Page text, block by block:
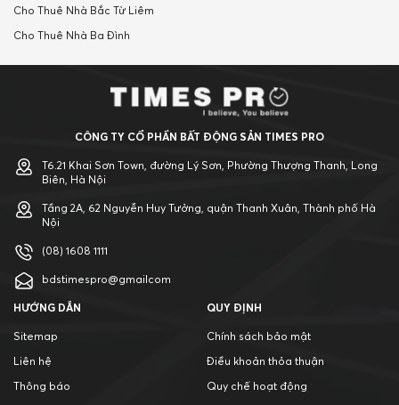
Cho Thuê Nhà Bắc Từ Liêm
Cho Thuê Nhà Ba Đình
CÔNG TY CỔ PHẦN BẤT ĐỘNG SẢN TIMES PRO
T6.21 Khai Sơn Town, đường Lý Sơn, Phường Thượng Thanh, Long
Biên, Hà Nội
Tầng 2A, 62 Nguyễn Huy Tưởng, quận Thanh Xuân, Thành phố Hà
Nội
(08) 1608 1111
bdstimespro@gmailcom
HƯỚNG DẪN
Sitemap
Liên hệ
Thông báo
QUY ĐỊNH
Chính sách bảo mật
Điều khoản thỏa thuận
Quy chế hoạt động